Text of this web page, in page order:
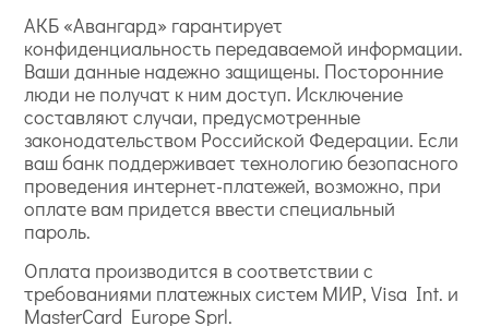
АКБ «Авангард» гарантирует
конфиденциальность передаваемой информации.
Ваши данные надежно защищены. Посторонние
люди не получат к ним доступ. Исключение
составляют случаи, предусмотренные
законодательством Российской Федерации. Если
ваш банк поддерживает технологию безопасного
проведения интернет-платежей, возможно, при
оплате вам придется ввести специальный
пароль.
Оплата производится в соответствии с
требованиями платежных систем МИР, Visa Int. и
MasterCard Europe Sprl.